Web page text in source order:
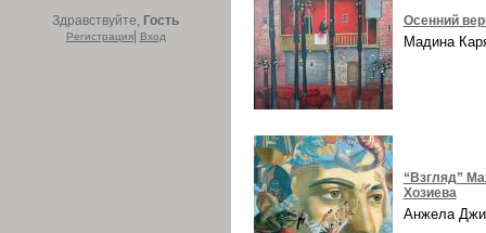
Здравствуйте, Гость
Регистрация| Вход
Осенний
Мадина
“Взгляд”
Хозиева
Анжела